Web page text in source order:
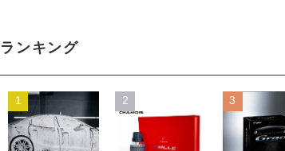
ランキング
1 2 3